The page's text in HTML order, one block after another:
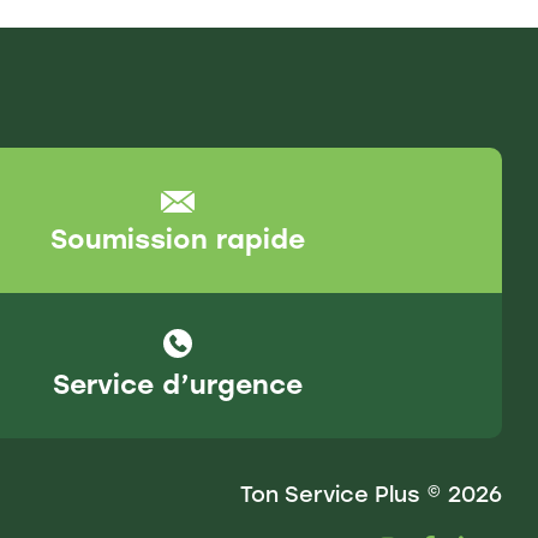
Soumission rapide
Service d’urgence
Ton Service Plus © 2026